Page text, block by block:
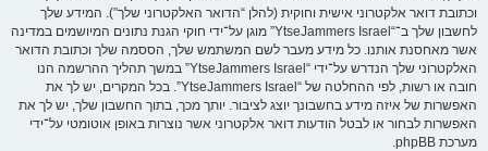
וכתובת דואר אלקטרוני אישית וחוקית (להלן “הדואר האלקטרוני שלך”). המידע שלך
לחשבון שלך ב־“YtseJammers Israel” מוגן על־ידי חוקי הגנת נתונים המיושמים במדינה
אשר מאחסנת אותנו. כל מידע מעבר לשם המשתמש שלך, הססמה שלך וכתובת הדואר
האלקטרוני שלך הנדרש על־ידי “YtseJammers Israel” במשך תהליך ההרשמה הנו
חובה או רשות, לפי ההחלטה של “YtseJammers Israel”. בכל המקרים, יש לך את
האפשרות של איזה מידע בחשבונך יוצג לציבור. יותך מכך, בתוך החשבון שלך, יש לך את
האפשרות לבחור או לבטל הודעות דואר אלקטרוני אשר נוצרות באופן אוטומטי על־ידי
מערכת phpBB.